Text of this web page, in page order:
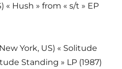
« Hush » from « s/t » EP
York, US) « Solitude
Standing » LP (1987)